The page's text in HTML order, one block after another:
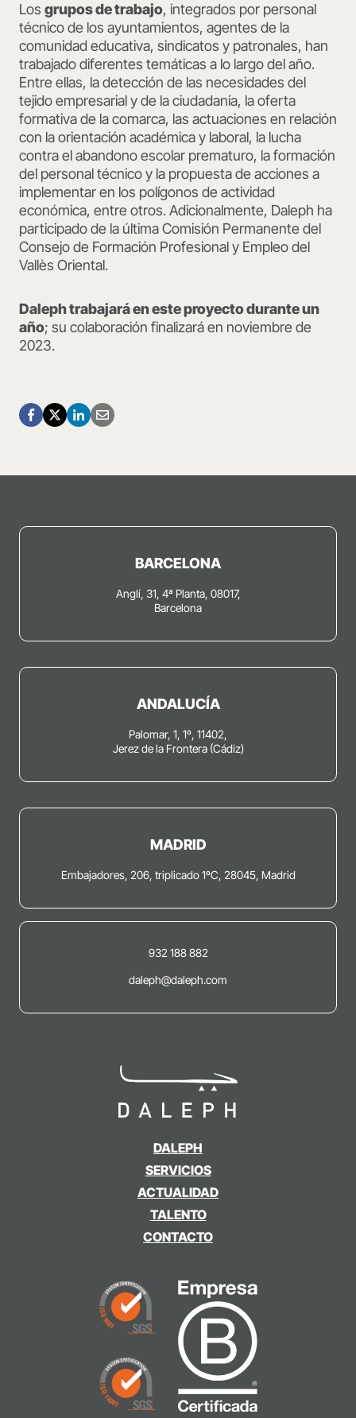
Los grupos de trabajo, integrados por personal
técnico de los ayuntamientos, agentes de la
comunidad educativa, sindicatos y patronales, han
trabajado diferentes temáticas a lo largo del año.
Entre ellas, la detección de las necesidades del
tejido empresarial y de la ciudadanía, la oferta
formativa de la comarca, las actuaciones en relación
con la orientación académica y laboral, la lucha
contra el abandono escolar prematuro, la formación
del personal técnico y la propuesta de acciones a
implementar en los polígonos de actividad
económica, entre otros. Adicionalmente, Daleph ha
participado de la última Comisión Permanente del
Consejo de Formación Profesional y Empleo del
Vallès Oriental.
Daleph trabajará en este proyecto durante un
año; su colaboración finalizará en noviembre de
2023.
DALEPH
SERVICIOS
ACTUALIDAD
TALENTO
CONTACTO
BARCELONA
Anglí, 31, 4ª Planta, 08017,
Barcelona
ANDALUCÍA
Palomar, 1, 1º, 11402,
Jerez de la Frontera (Cádiz)
MADRID
Embajadores, 206, triplicado 1ºC, 28045, Madrid
932 188 882
daleph@daleph.com